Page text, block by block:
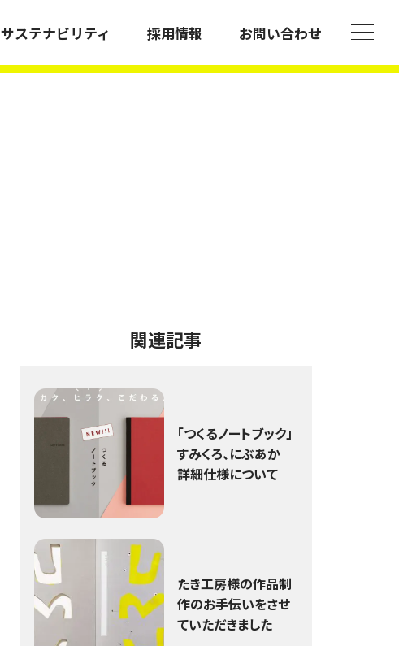
サステナビリティ 採用情報 お問い合わせ
関連記事
「つくるノートブック」
すみくろ、にぶあか
詳細仕様について
たき工房様の作品制
作のお手伝いをさせ
ていただきました